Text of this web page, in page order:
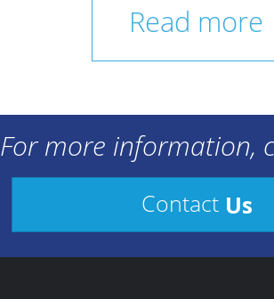
Read more
For more information,
Contact Us